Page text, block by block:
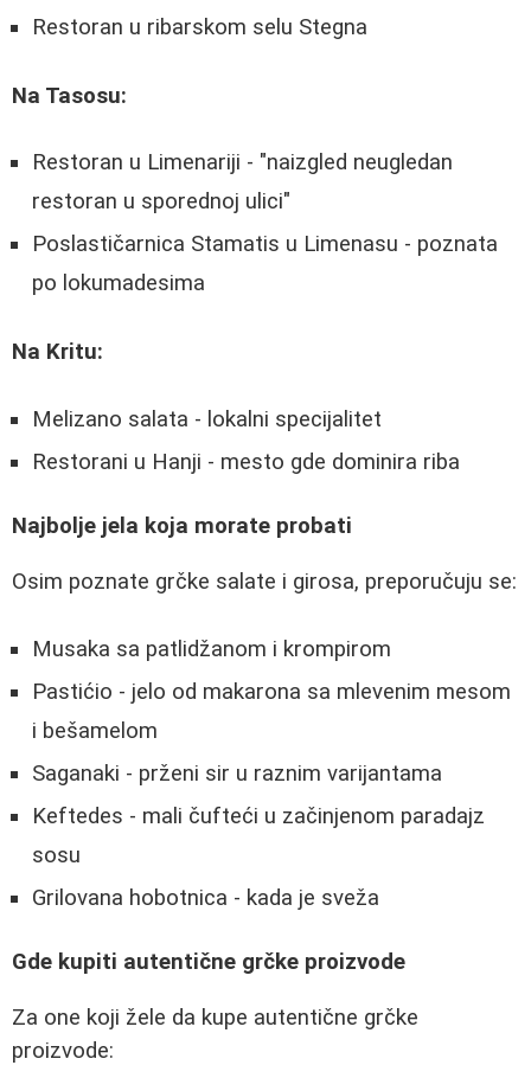
Restoran u ribarskom selu Stegna
Na Tasosu:
Restoran u Limenariji - "naizgled neugledan
restoran u sporednoj ulici"
Poslastičarnica Stamatis u Limenasu - poznata
po lokumadesima
Na Kritu:
Melizano salata - lokalni specijalitet
Restorani u Hanji - mesto gde dominira riba
Najbolje jela koja morate probati
Osim poznate grčke salate i girosa, preporučuju se:
Musaka sa patlidžanom i krompirom
Pastićio - jelo od makarona sa mlevenim mesom
i bešamelom
Saganaki - prženi sir u raznim varijantama
Keftedes - mali čufteći u začinjenom paradajz
sosu
Grilovana hobotnica - kada je sveža
Gde kupiti autentične grčke proizvode
Za one koji žele da kupe autentične grčke
proizvode: